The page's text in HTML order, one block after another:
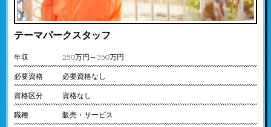
テーマパークスタッフ
年収 250万円～350万円
必要資格 必要資格なし
資格区分 資格なし
職種 販売・サービス